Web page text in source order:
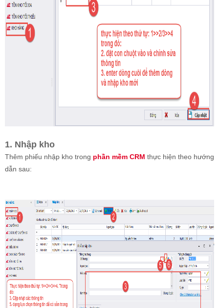
1. Nhập kho
Thêm phiếu nhập kho trong phần mềm CRM thực hiện theo hướng
dẫn sau: